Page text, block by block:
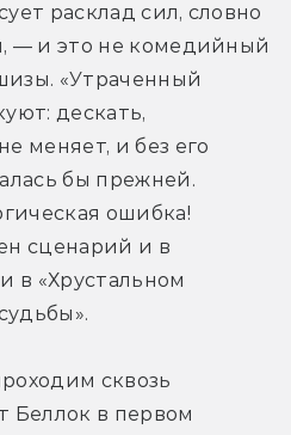
расклад сил, словно
— и это не комедийный
«Утраченный
дескать,
меняет, и без его
бы прежней.
ошибка!
сценарий и в
в «Хрустальном
сквозь
Беллок в первом